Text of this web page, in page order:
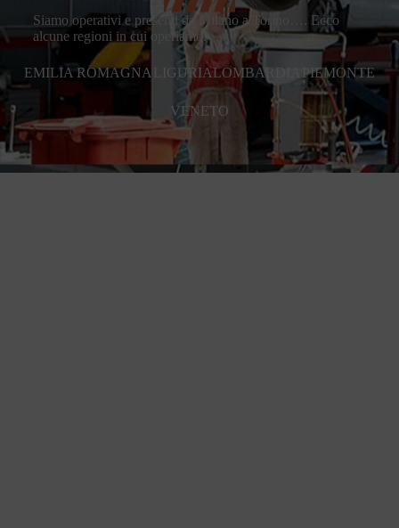
Siamo operativi e presenti da Milano a Torino…. Ecco
alcune regioni in cui operiamo:
EMILIA ROMAGNA LIGURIALOMBARDIA PIEMONTE
VENETO